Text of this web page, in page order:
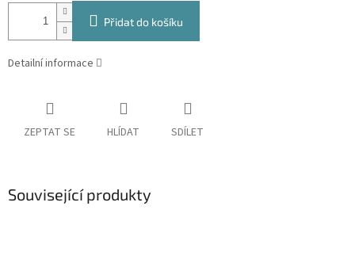
Přidat do košíku
Detailní informace
ZEPTAT SE HLÍDAT SDÍLET
Související produkty